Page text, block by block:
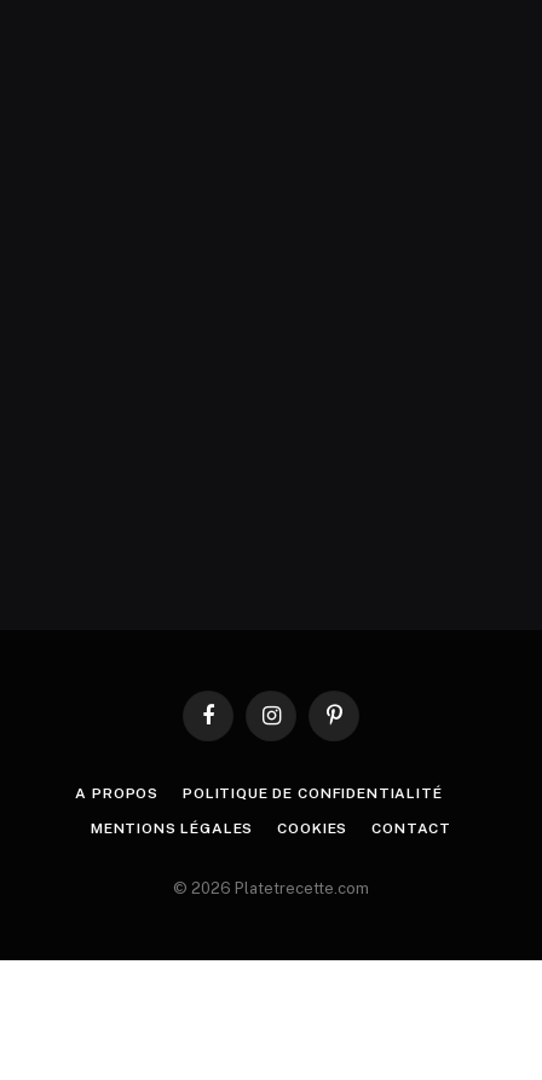
FacebookInstagramPinterest
A PROPOS POLITIQUE DE CONFIDENTIALITÉ
MENTIONS LÉGALES COOKIES CONTACT
© 2026 Platetrecette.com